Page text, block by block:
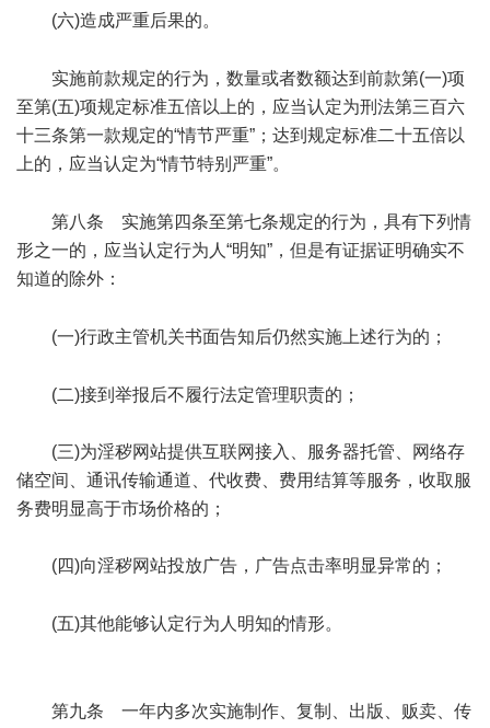
(六)造成严重后果的。
实施前款规定的行为，数量或者数额达到前款第(一)项
至第(五)项规定标准五倍以上的，应当认定为刑法第三百六
十三条第一款规定的“情节严重”；达到规定标准二十五倍以
上的，应当认定为“情节特别严重”。
第八条 实施第四条至第七条规定的行为，具有下列情
形之一的，应当认定行为人“明知”，但是有证据证明确实不
知道的除外：
(一)行政主管机关书面告知后仍然实施上述行为的；
(二)接到举报后不履行法定管理职责的；
(三)为淫秽网站提供互联网接入、服务器托管、网络存
储空间、通讯传输通道、代收费、费用结算等服务，收取服
务费明显高于市场价格的；
(四)向淫秽网站投放广告，广告点击率明显异常的；
(五)其他能够认定行为人明知的情形。
第九条 一年内多次实施制作、复制、出版、贩卖、传